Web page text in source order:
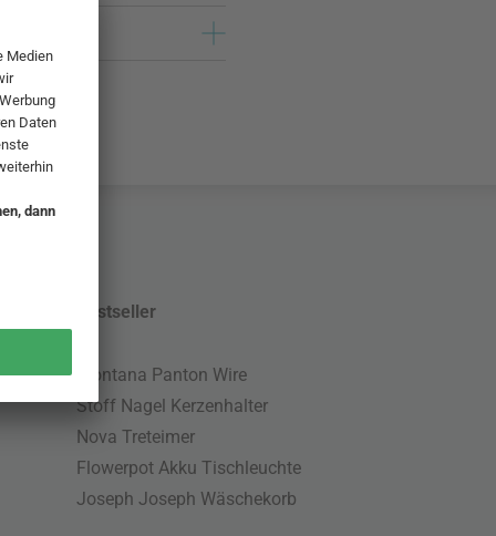
Bestseller
Montana Panton Wire
Stoff Nagel Kerzenhalter
Nova Treteimer
Flowerpot Akku Tischleuchte
Joseph Joseph Wäschekorb